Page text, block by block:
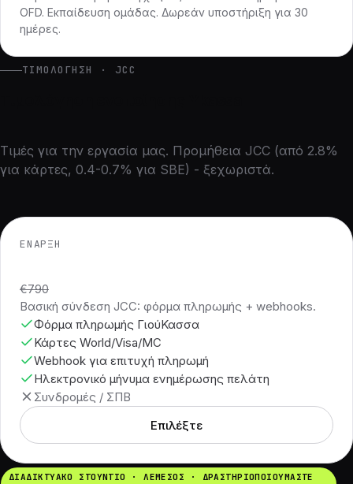
OFD. Εκπαίδευση ομάδας. Δωρεάν υποστήριξη για 30
ημέρες.
ΤΙΜΟΛΌΓΗΣΗ · JCC
Τιμές για την εργασία μας. Προμήθεια JCC (από 2.8%
για κάρτες, 0.4-0.7% για SBE) - ξεχωριστά.
ΈΝΑΡΞΗ
€790
Βασική σύνδεση JCC: φόρμα πληρωμής + webhooks.
Φόρμα πληρωμής ΓιούΚασσα
Κάρτες World/Visa/MC
Webhook για επιτυχή πληρωμή
Ηλεκτρονικό μήνυμα ενημέρωσης πελάτη
Συνδρομές / ΣΠΒ
Επιλέξτε
ΔΙΑΔΙΚΤΥΑΚΌ ΣΤΟΎΝΤΙΟ · ΛΕΜΕΣΌΣ · ΔΡΑΣΤΗΡΙΟΠΟΙΟΎΜΑΣΤΕ